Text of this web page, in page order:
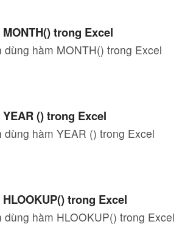
MONTH() trong Excel
dùng hàm MONTH() trong Excel
YEAR () trong Excel
dùng hàm YEAR () trong Excel
HLOOKUP() trong Excel
dùng hàm HLOOKUP() trong Excel